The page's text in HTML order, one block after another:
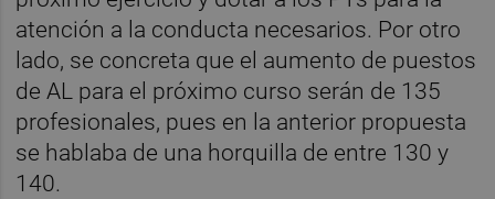
atención a la conducta necesarios. Por otro
lado, se concreta que el aumento de puestos
de AL para el próximo curso serán de 135
profesionales, pues en la anterior propuesta
se hablaba de una horquilla de entre 130 y
140.